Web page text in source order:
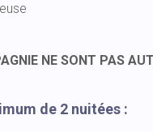
NE SONT PAS
de 2 nuitées :